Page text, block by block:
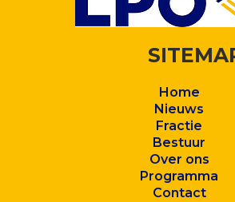
Home
Nieuws
Fractie
Bestuur
Over ons
Programma
Contact